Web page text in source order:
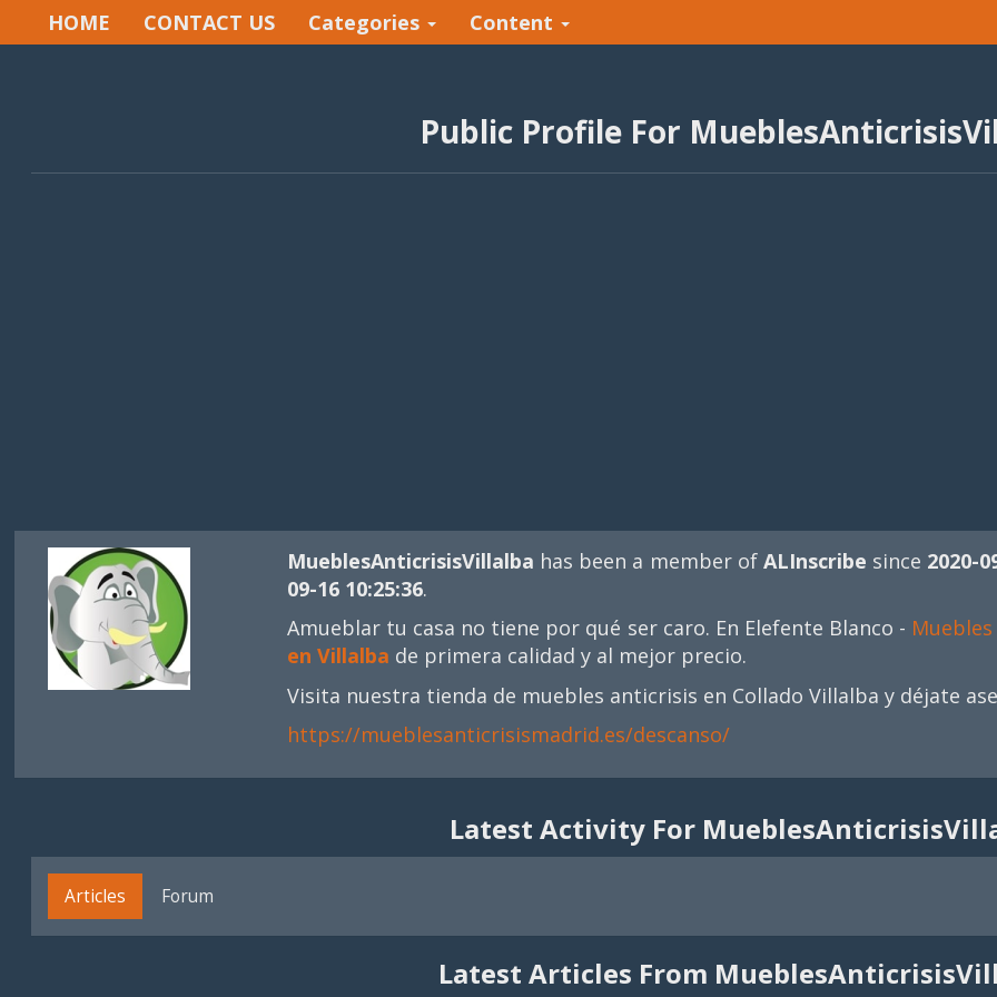
HOME CONTACT US Categories Content
Public Profile For
MueblesAnticrisisVillalba has been a member of ALInscribe since 2020-
09-16 10:25:36.
Amueblar tu casa no tiene por qué ser caro. En Elefente Blanco -
en Villalba de primera calidad y al mejor precio.
Visita nuestra tienda de muebles anticrisis en Collado Villalba y déjate
https://mueblesanticrisismadrid.es/descanso/
Latest Activity For
Articles Forum
Latest Articles From